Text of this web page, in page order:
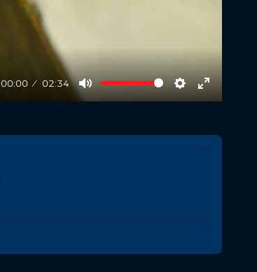
00:00 02:34
Mute Settings
Enter